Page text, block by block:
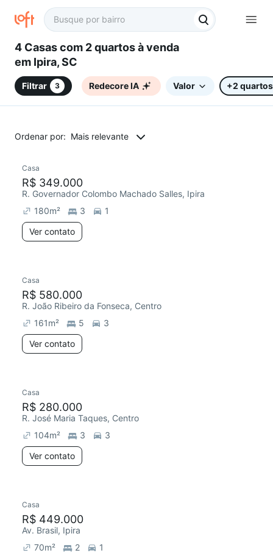
4 Casas com 2 quartos à venda
em Ipira, SC
Filtrar 3 Redecore IA Valor +2 quartos
Ordenar por: Mais relevante
Chegou este mês
Casa
R$ 349.000
R. Governador Colombo Machado Salles, Ipira
180m² 3
1
Ver contato
Casa
R$ 580.000
R. João Ribeiro da Fonseca, Centro
161m² 5
3
Ver contato
Casa
R$ 280.000
R. José Maria Taques, Centro
104m² 3
3
Ver contato
Chegou este mês
Casa
R$ 449.000
Av. Brasil, Ipira
70m² 2
1